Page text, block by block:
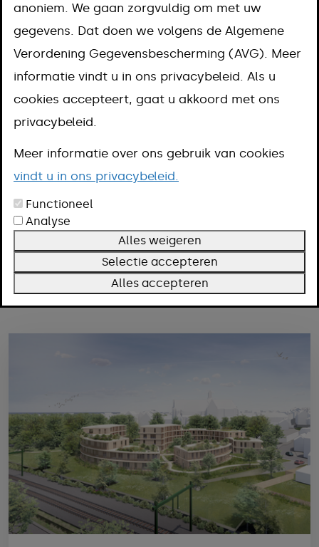
Je vindt hier informatie over
gemeentelijke projecten en
themapagina's. Je kunt filteren op
woonkern en op onderwerp. Heb je
Kern
Filters wissen
anoniem. We gaan zorgvuldig om met uw
gegevens. Dat doen we volgens de Algemene
Verordening Gegevensbescherming (AVG). Meer
informatie vindt u in ons privacybeleid. Als u
cookies accepteert, gaat u akkoord met ons
privacybeleid.
Meer informatie over ons gebruik van cookies
vindt u in ons privacybeleid.
Functioneel
Analyse
Alles weigeren
Selectie accepteren
Alles accepteren